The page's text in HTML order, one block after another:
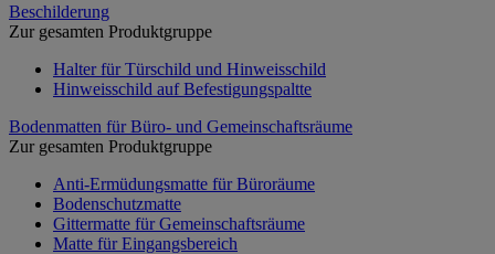
Beschilderung
Zur gesamten Produktgruppe
Halter für Türschild und Hinweisschild
Hinweisschild auf Befestigungspaltte
Bodenmatten für Büro- und Gemeinschaftsräume
Zur gesamten Produktgruppe
Anti-Ermüdungsmatte für Büroräume
Bodenschutzmatte
Gittermatte für Gemeinschaftsräume
Matte für Eingangsbereich